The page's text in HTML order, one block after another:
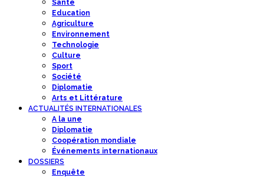
Santé
Education
Agriculture
Environnement
Technologie
Culture
Sport
Société
Diplomatie
Arts et Littérature
ACTUALITÉS INTERNATIONALES
A la une
Diplomatie
Coopération mondiale
Événements internationaux
DOSSIERS
Enquête